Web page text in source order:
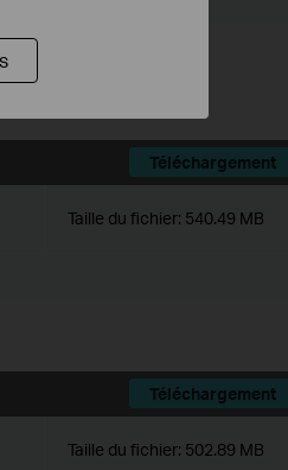
PC Client.
Téléchargement
Taille du fichier: 540.49 MB
Téléchargement
Taille du fichier: 502.89 MB